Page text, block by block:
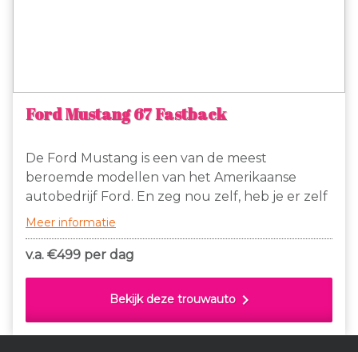
Ford Mustang 67 Fastback
De Ford Mustang is een van de meest
beroemde modellen van het Amerikaanse
autobedrijf Ford. En zeg nou zelf, heb je er zelf
niet altijd al van gedroomd om in deze auto te
mogelijk met deze Ford Mustang Fastback uit
Meer informatie
v.a. €499 per dag
Bekijk deze trouwauto chevron_right